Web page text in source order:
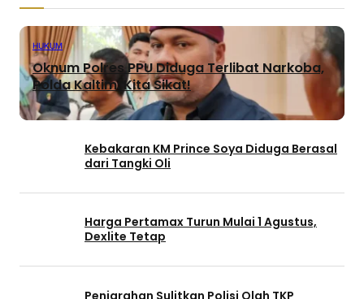
HUKUM
Oknum Polres PPU Diduga Terlibat Narkoba,
Polda Kaltim: Kita Sikat!
Kebakaran KM Prince Soya Diduga Berasal
dari Tangki Oli
Harga Pertamax Turun Mulai 1 Agustus,
Dexlite Tetap
Penjarahan Sulitkan Polisi Olah TKP